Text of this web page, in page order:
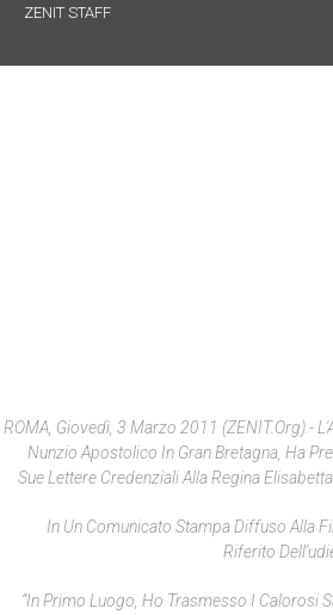
ZENIT STAFF
ROMA, Giovedì, 3 Marzo 2011 (ZENIT.org).-
Nunzio Apostolico In Gran Bretagna, Ha
Sue Lettere Credenziali Alla Regina
In Un Comunicato Stampa Diffuso Alla
Riferito
“In Primo Luogo, Ho Trasmesso I Calorosi